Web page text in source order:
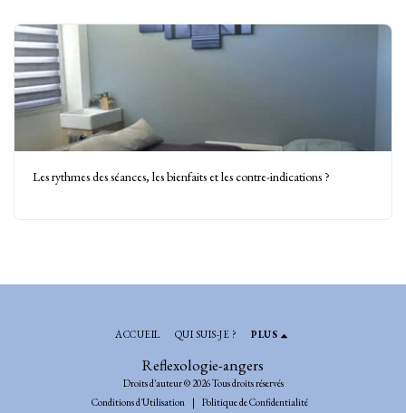
Les rythmes des séances, les bienfaits et les contre-indications ?
Reflexologie-angers
Droits d'auteur © 2026 Tous droits réservés
Conditions d'Utilisation| Politique de Confidentialité
ACCUEIL QUI SUIS-JE ? PLUS